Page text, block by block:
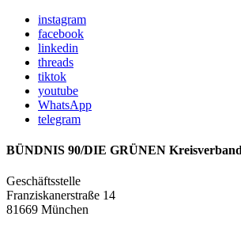
instagram
facebook
linkedin
threads
tiktok
youtube
WhatsApp
telegram
BÜNDNIS 90/DIE GRÜNEN
Geschäftsstelle
Franziskanerstraße 14
81669 München